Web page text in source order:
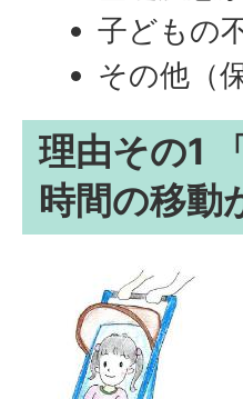
子どもの
その他（
理由その1
時間の移動